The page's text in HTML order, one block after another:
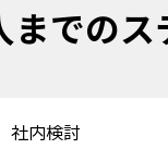
までのス
社内検討